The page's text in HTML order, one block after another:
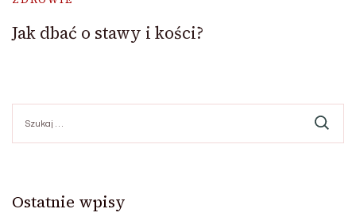
Jak dbać o stawy i kości?
Ostatnie wpisy